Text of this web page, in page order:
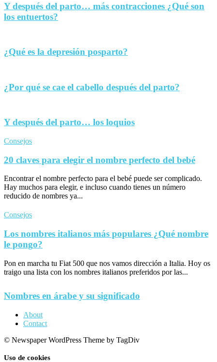
Y después del parto… más contracciones ¿Qué son
los entuertos?
¿Qué es la depresión posparto?
¿Por qué se cae el cabello después del parto?
Y después del parto… los loquios
Consejos
20 claves para elegir el nombre perfecto del bebé
Encontrar el nombre perfecto para el bebé puede ser complicado.
Hay muchos para elegir, e incluso cuando tienes un número
reducido de nombres ya...
Consejos
Los nombres italianos más populares ¿Qué nombre
le pongo?
Pon en marcha tu Fiat 500 que nos vamos dirección a Italia. Hoy os
traigo una lista con los nombres italianos preferidos por las...
Nombres en árabe y su significado
About
Contact
© Newspaper WordPress Theme by TagDiv
Uso de cookies